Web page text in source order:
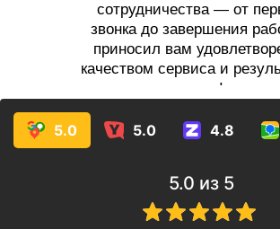
сотрудничества — от
звонка до завершения
приносил вам
качеством сервиса и
услуг!
5.0 5.0 4.8
5.0 из 5